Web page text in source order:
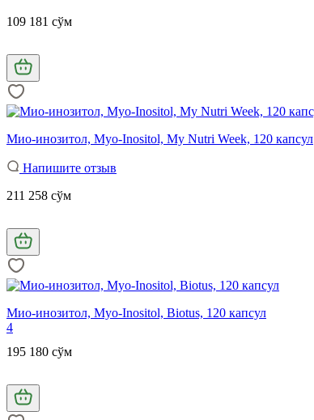
109 181 сўм
Мио-инозитол, Myo-Inositol, My Nutri Week, 120 капсул
Напишите отзыв
211 258 сўм
Мио-инозитол, Myo-Inositol, Biotus, 120 капсул
4
195 180 сўм